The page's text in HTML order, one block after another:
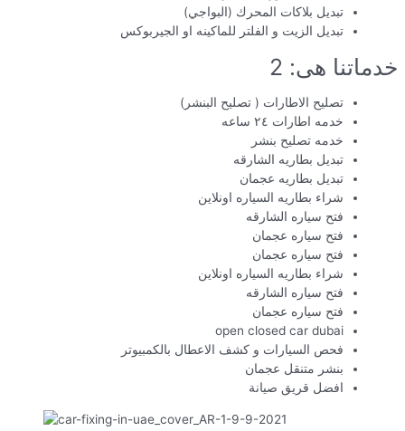
تبديل بلاكات المحرك (البواجي)
تبديل الزيت و الفلتر للماكينه او الجيربوكس
خدماتنا هى: 2
تصليح الاطارات ( تصليح البنشر)
خدمه اطارات ٢٤ ساعه
خدمه تصليح بنشر
تبديل بطاريه الشارقه
تبديل بطاريه عجمان
شراء بطاريه السياره اونلاين
فتح سياره الشارقه
فتح سياره عجمان
فتح سياره عجمان
شراء بطاريه السياره اونلاين
فتح سياره الشارقه
فتح سياره عجمان
open closed car dubai
فحص السيارات و كشف الاعطال بالكمبيوتر
بنشر متنقل عجمان
افضل قريق صيانة